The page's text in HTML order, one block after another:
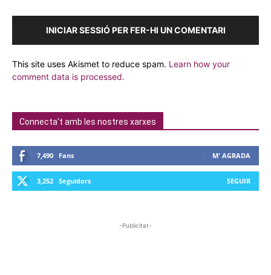
INICIAR SESSIÓ PER FER-HI UN COMENTARI
This site uses Akismet to reduce spam. Learn how your
comment data is processed.
Connecta't amb les nostres xarxes
7,490 Fans M' AGRADA
3,252 Seguidors SEGUIR
-Publicitat-